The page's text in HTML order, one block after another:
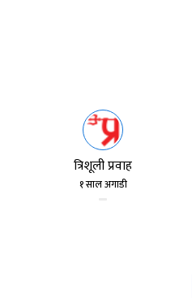
त्रिशूली प्रवाह
१ साल अगाडी